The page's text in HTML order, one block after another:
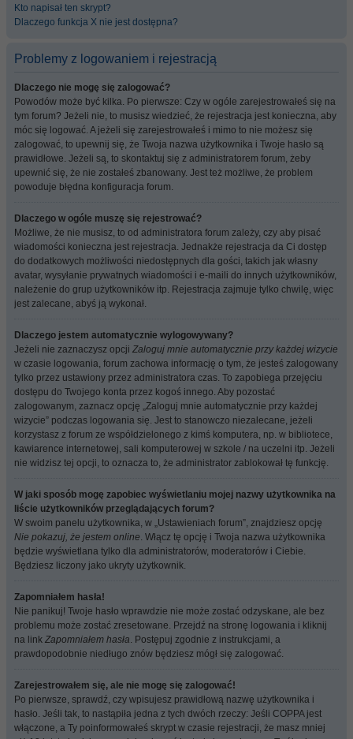
Kto napisał ten skrypt?
Dlaczego funkcja X nie jest dostępna?
Problemy z logowaniem i rejestracją
Dlaczego nie mogę się zalogować?
Powodów może być kilka. Po pierwsze: Czy w ogóle zarejestrowałeś się na
tym forum? Jeżeli nie, to musisz wiedzieć, że rejestracja jest konieczna, aby
móc się logować. A jeżeli się zarejestrowałeś i mimo to nie możesz się
zalogować, to upewnij się, że Twoja nazwa użytkownika i Twoje hasło są
prawidłowe. Jeżeli są, to skontaktuj się z administratorem forum, żeby
upewnić się, że nie zostałeś zbanowany. Jest też możliwe, że problem
powoduje błędna konfiguracja forum.
Dlaczego w ogóle muszę się rejestrować?
Możliwe, że nie musisz, to od administratora forum zależy, czy aby pisać
wiadomości konieczna jest rejestracja. Jednakże rejestracja da Ci dostęp
do dodatkowych możliwości niedostępnych dla gości, takich jak własny
avatar, wysyłanie prywatnych wiadomości i e-maili do innych użytkowników,
należenie do grup użytkowników itp. Rejestracja zajmuje tylko chwilę, więc
jest zalecane, abyś ją wykonał.
Dlaczego jestem automatycznie wylogowywany?
Jeżeli nie zaznaczysz opcji Zaloguj mnie automatycznie przy każdej wizycie
w czasie logowania, forum zachowa informację o tym, że jesteś zalogowany
tylko przez ustawiony przez administratora czas. To zapobiega przejęciu
dostępu do Twojego konta przez kogoś innego. Aby pozostać
zalogowanym, zaznacz opcję „Zaloguj mnie automatycznie przy każdej
wizycie” podczas logowania się. Jest to stanowczo niezalecane, jeżeli
korzystasz z forum ze współdzielonego z kimś komputera, np. w bibliotece,
kawiarence internetowej, sali komputerowej w szkole / na uczelni itp. Jeżeli
nie widzisz tej opcji, to oznacza to, że administrator zablokował tę funkcję.
W jaki sposób mogę zapobiec wyświetlaniu mojej nazwy użytkownika na
liście użytkowników przeglądających forum?
W swoim panelu użytkownika, w „Ustawieniach forum”, znajdziesz opcję
Nie pokazuj, że jestem online. Włącz tę opcję i Twoja nazwa użytkownika
będzie wyświetlana tylko dla administratorów, moderatorów i Ciebie.
Będziesz liczony jako ukryty użytkownik.
Zapomniałem hasła!
Nie panikuj! Twoje hasło wprawdzie nie może zostać odzyskane, ale bez
problemu może zostać zresetowane. Przejdź na stronę logowania i kliknij
na link Zapomniałem hasła. Postępuj zgodnie z instrukcjami, a
prawdopodobnie niedługo znów będziesz mógł się zalogować.
Zarejestrowałem się, ale nie mogę się zalogować!
Po pierwsze, sprawdź, czy wpisujesz prawidłową nazwę użytkownika i
hasło. Jeśli tak, to nastąpiła jedna z tych dwóch rzeczy: Jeśli COPPA jest
włączone, a Ty poinformowałeś skrypt w czasie rejestracji, że masz mniej